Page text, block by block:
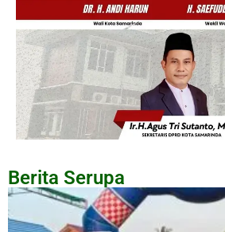
Berita Serupa